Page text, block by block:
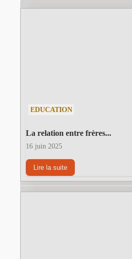
EDUCATION
La relation entre frères...
16 juin 2025
Lire la suite